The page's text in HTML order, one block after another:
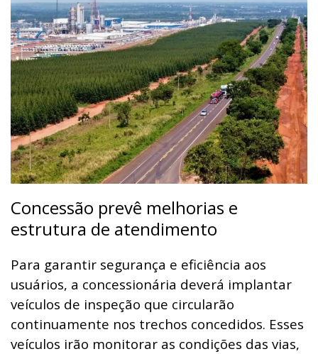
Concessão prevê melhorias e
estrutura de atendimento
Para garantir segurança e eficiência aos
usuários, a concessionária deverá implantar
veículos de inspeção que circularão
continuamente nos trechos concedidos. Esses
veículos irão monitorar as condições das vias,